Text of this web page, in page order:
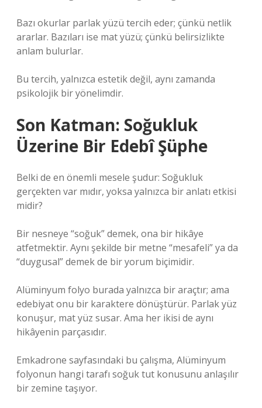
Bazı okurlar parlak yüzü tercih eder; çünkü netlik
ararlar. Bazıları ise mat yüzü; çünkü belirsizlikte
anlam bulurlar.
Bu tercih, yalnızca estetik değil, aynı zamanda
psikolojik bir yönelimdir.
Son Katman: Soğukluk
Üzerine Bir Edebî Şüphe
Belki de en önemli mesele şudur: Soğukluk
gerçekten var mıdır, yoksa yalnızca bir anlatı etkisi
midir?
Bir nesneye “soğuk” demek, ona bir hikâye
atfetmektir. Aynı şekilde bir metne “mesafeli” ya da
“duygusal” demek de bir yorum biçimidir.
Alüminyum folyo burada yalnızca bir araçtır; ama
edebiyat onu bir karaktere dönüştürür. Parlak yüz
konuşur, mat yüz susar. Ama her ikisi de aynı
hikâyenin parçasıdır.
Emkadrone sayfasındaki bu çalışma, Alüminyum
folyonun hangi tarafı soğuk tut konusunu anlaşılır
bir zemine taşıyor.